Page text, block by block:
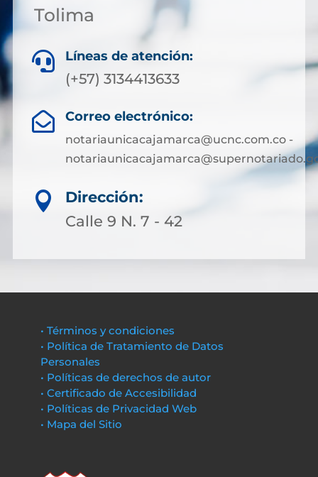
Tolima
 Líneas de atención:
(+57) 3134413633
 Correo electrónico:
notariaunicacajamarca@ucnc.com.co -

Dirección:
Calle 9 N. 7 - 42
• Términos y condiciones
• Política de Tratamiento de Datos
Personales
• Políticas de derechos de autor
• Certificado de Accesibilidad
• Políticas de Privacidad Web
• Mapa del Sitio